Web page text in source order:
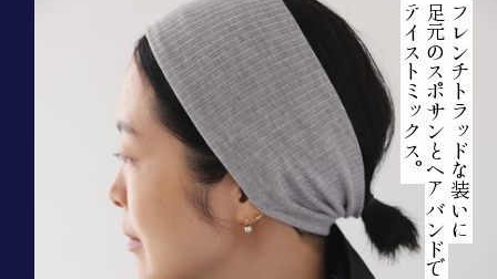
フレンチトラッドな装いに
足元のスポサンとヘアバンドで
テイストミックス。